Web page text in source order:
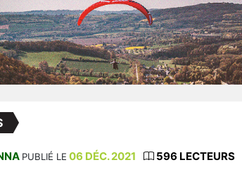
PUBLIÉ LE 06 DÉC. 2021 596 LECTEURS